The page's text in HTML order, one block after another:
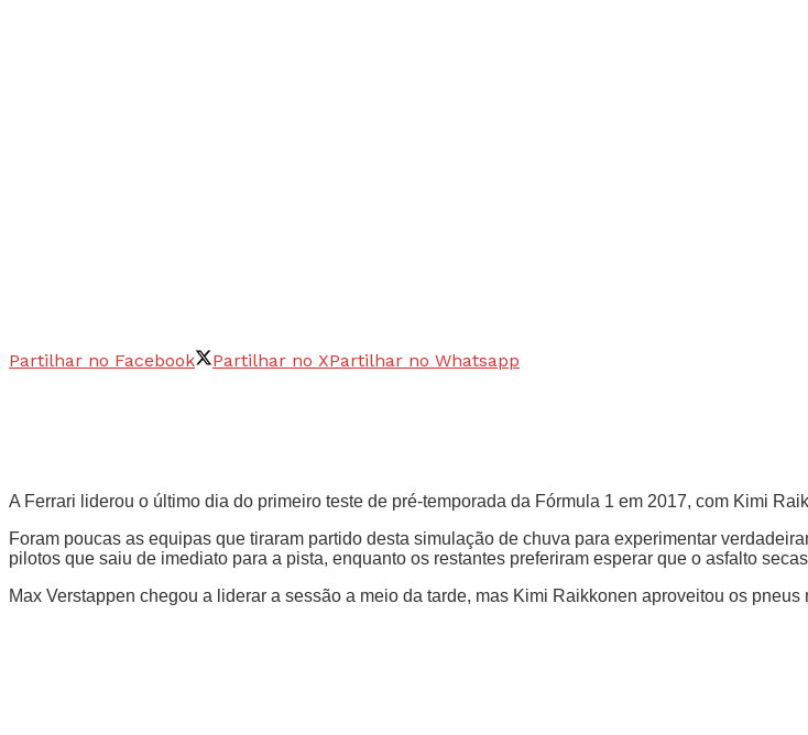
Partilhar no Facebook Partilhar no XPartilhar no Whatsapp
A Ferrari liderou o último dia do primeiro teste de pré-temporada da Fórmula 1 em 2017, com Kimi
Foram poucas as equipas que tiraram partido desta simulação de chuva para experimentar
pilotos que saiu de imediato para a pista, enquanto os restantes preferiram esperar que o asfalto
Max Verstappen chegou a liderar a sessão a meio da tarde, mas Kimi Raikkonen aproveitou os